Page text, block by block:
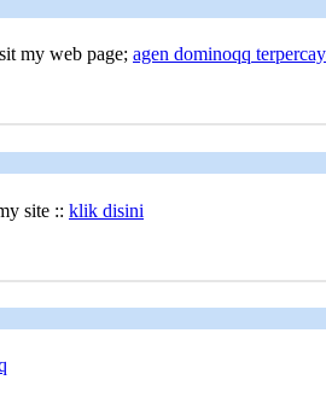
my web pagе; agen dominoqq
site :: klik disini